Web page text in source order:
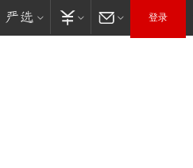
登录